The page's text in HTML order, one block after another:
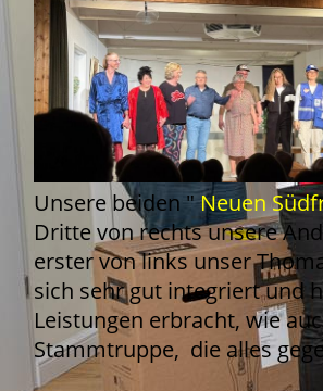
Unsere beiden "Neuen
Dritte von rechts unsere
erster von links unser
sich sehr gut integriert und
Leistungen erbracht, wie
Stammtruppe, die alles